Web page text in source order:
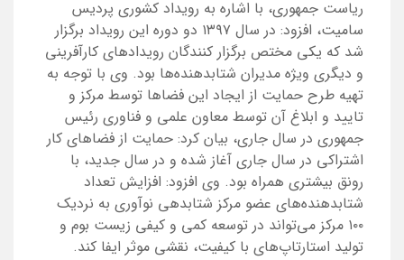
ریاست جمهوری، با اشاره به رویداد کشوری پردیس
سامیت، افزود: در سال ۱۳۹۷ دو دوره این رویداد برگزار
شد که یکی مختص برگزار کنندگان رویدادهای کارآفرینی
و دیگری ویژه مدیران شتابدهنده‌ها بود. وی با توجه به
تهیه طرح حمایت از ایجاد این فضاها توسط مرکز و
تایید و ابلاغ آن توسط معاون علمی و فناوری رئیس
جمهوری در سال جاری، بیان کرد: حمایت از فضاهای کار
اشتراکی در سال جاری آغاز شده و در سال جدید، با
رونق بیشتری همراه بود. وی افزود: افزایش تعداد
شتابدهنده‌های عضو مرکز شتابدهی نوآوری به نردیک
۱۰۰ مرکز می‌تواند در توسعه کمی و کیفی زیست بوم و
تولید استارتاپ‌های با کیفیت، نقشی موثر ایفا کند.